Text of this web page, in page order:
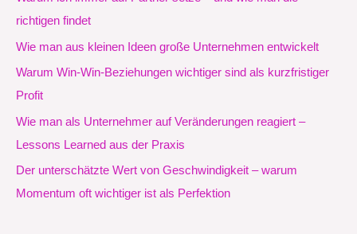
richtigen findet
Wie man aus kleinen Ideen große Unternehmen entwickelt
Warum Win-Win-Beziehungen wichtiger sind als kurzfristiger
Profit
Wie man als Unternehmer auf Veränderungen reagiert –
Lessons Learned aus der Praxis
Der unterschätzte Wert von Geschwindigkeit – warum
Momentum oft wichtiger ist als Perfektion